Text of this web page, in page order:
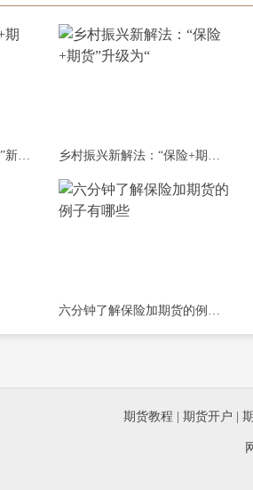
2026年农产品“保险+期货”新政落地，散 乡村振兴新解法：“保险+期货”升级为“
六分钟了解保险加期货的例子有哪些
期货教程 期货开户